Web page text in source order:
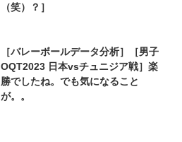
（笑）？］
［バレーボールデータ分析］［男子
OQT2023 日本vsチュニジア戦］楽
勝でしたね。でも気になること
が。。